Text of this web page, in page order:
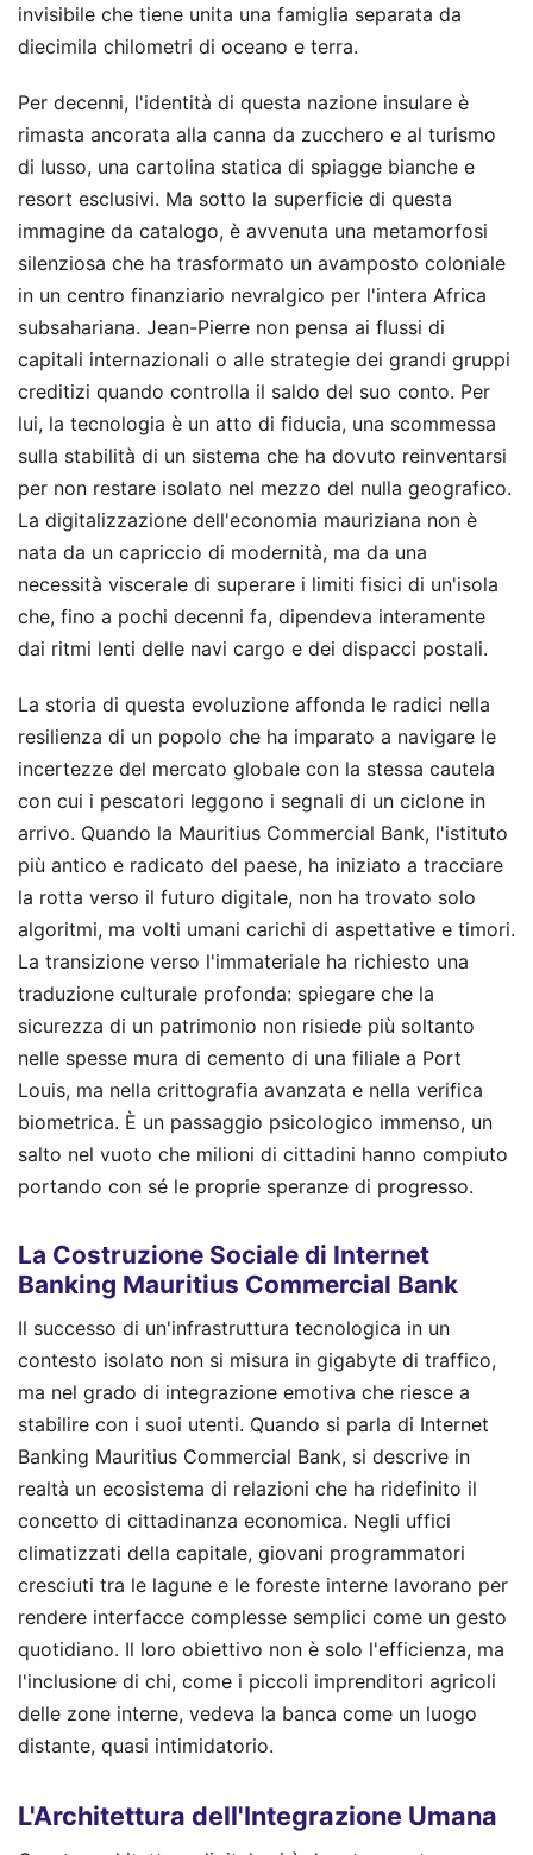
invisibile che tiene unita una famiglia separata da
diecimila chilometri di oceano e terra.
Per decenni, l'identità di questa nazione insulare è
rimasta ancorata alla canna da zucchero e al turismo
di lusso, una cartolina statica di spiagge bianche e
resort esclusivi. Ma sotto la superficie di questa
immagine da catalogo, è avvenuta una metamorfosi
silenziosa che ha trasformato un avamposto coloniale
in un centro finanziario nevralgico per l'intera Africa
subsahariana. Jean-Pierre non pensa ai flussi di
capitali internazionali o alle strategie dei grandi gruppi
creditizi quando controlla il saldo del suo conto. Per
lui, la tecnologia è un atto di fiducia, una scommessa
sulla stabilità di un sistema che ha dovuto reinventarsi
per non restare isolato nel mezzo del nulla geografico.
La digitalizzazione dell'economia mauriziana non è
nata da un capriccio di modernità, ma da una
necessità viscerale di superare i limiti fisici di un'isola
che, fino a pochi decenni fa, dipendeva interamente
dai ritmi lenti delle navi cargo e dei dispacci postali.
La storia di questa evoluzione affonda le radici nella
resilienza di un popolo che ha imparato a navigare le
incertezze del mercato globale con la stessa cautela
con cui i pescatori leggono i segnali di un ciclone in
arrivo. Quando la Mauritius Commercial Bank, l'istituto
più antico e radicato del paese, ha iniziato a tracciare
la rotta verso il futuro digitale, non ha trovato solo
algoritmi, ma volti umani carichi di aspettative e timori.
La transizione verso l'immateriale ha richiesto una
traduzione culturale profonda: spiegare che la
sicurezza di un patrimonio non risiede più soltanto
nelle spesse mura di cemento di una filiale a Port
Louis, ma nella crittografia avanzata e nella verifica
biometrica. È un passaggio psicologico immenso, un
salto nel vuoto che milioni di cittadini hanno compiuto
portando con sé le proprie speranze di progresso.
La Costruzione Sociale di Internet
Banking Mauritius Commercial Bank
Il successo di un'infrastruttura tecnologica in un
contesto isolato non si misura in gigabyte di traffico,
ma nel grado di integrazione emotiva che riesce a
stabilire con i suoi utenti. Quando si parla di Internet
Banking Mauritius Commercial Bank, si descrive in
realtà un ecosistema di relazioni che ha ridefinito il
concetto di cittadinanza economica. Negli uffici
climatizzati della capitale, giovani programmatori
cresciuti tra le lagune e le foreste interne lavorano per
rendere interfacce complesse semplici come un gesto
quotidiano. Il loro obiettivo non è solo l'efficienza, ma
l'inclusione di chi, come i piccoli imprenditori agricoli
delle zone interne, vedeva la banca come un luogo
distante, quasi intimidatorio.
L'Architettura dell'Integrazione Umana